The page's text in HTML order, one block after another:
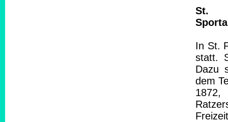
St.
In St.
statt.
Dazu
dem